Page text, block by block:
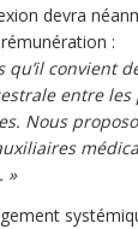
devra
:
qu’il convient
entre les
Nous
»